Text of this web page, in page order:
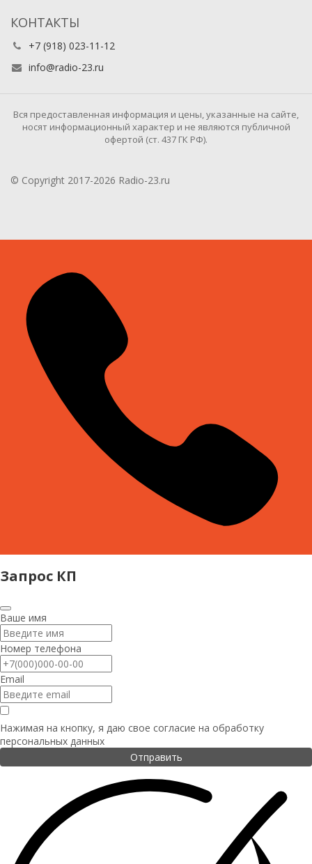
КОНТАКТЫ
+7 (918) 023-11-12
info@radio-23.ru
Вся предоставленная информация и цены, указанные на сайте,
носят информационный характер и не являются публичной
офертой (ст. 437 ГК РФ).
© Copyright 2017-2026 Radio-23.ru
Запрос КП
Ваше имя
Номер телефона
Email
Нажимая на кнопку, я даю свое согласие на обработку
персональных данных
Отправить